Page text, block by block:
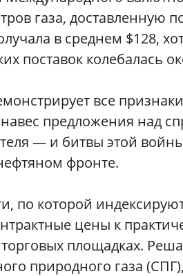
газа, доставленную
в среднем $128,
поставок колебалась
все
предложения над
— и битвы этой
фронте.
по которой
цены к
торговых площадках.
природного газа